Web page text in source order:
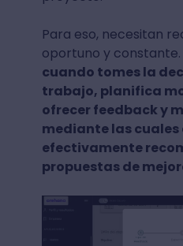
Para eso, necesitan
oportuno y
cuando tomes la
trabajo, planifica
ofrecer feedback y
mediante las
efectivamente
propuestas de